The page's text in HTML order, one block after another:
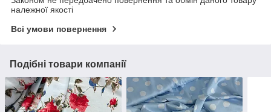
належної якості
Всі умови повернення
Подібні товари компанії